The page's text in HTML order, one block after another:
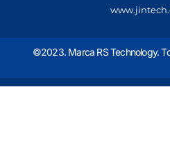
©2023. Marca RS Technology.